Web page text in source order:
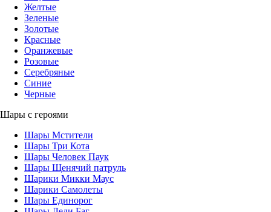
Желтые
Зеленые
Золотые
Красные
Оранжевые
Розовые
Серебряные
Синие
Черные
Шары с героями
Шары Мстители
Шары Три Кота
Шары Человек Паук
Шары Щенячий патруль
Шарики Микки Маус
Шарики Самолеты
Шары Единорог